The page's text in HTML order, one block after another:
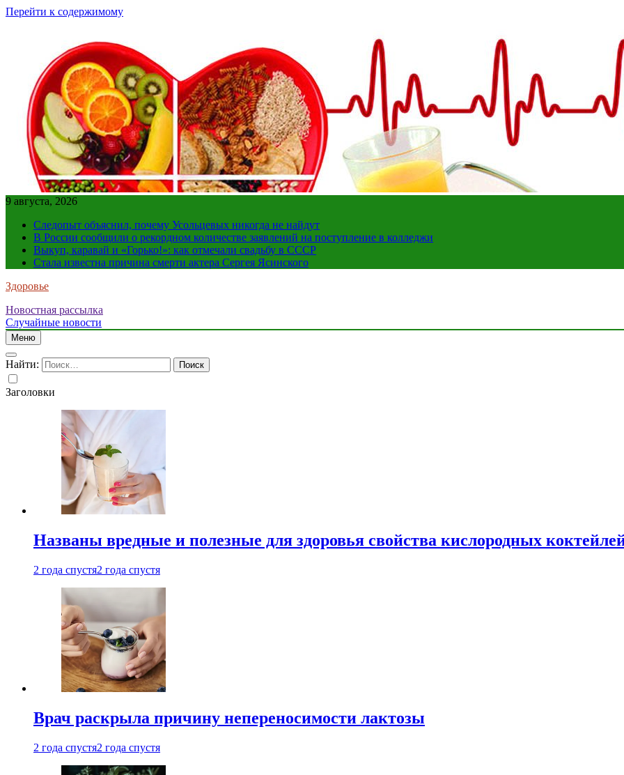
Перейти к содержимому
9 августа, 2026
Следопыт объяснил, почему Усольцевых никогда не найдут
В России сообщили о рекордном количестве заявлений на поступление в колледжи
Выкуп, каравай и «Горько!»: как отмечали свадьбу в СССР
Стала известна причина смерти актера Сергея Ясинского
Здоровье
Новостная рассылка
Случайные новости
Меню
Найти:
Заголовки
Названы вредные и полезные для здоровья свойства кислородных
2 года спустя2 года спустя
Врач раскрыла причину непереносимости лактозы
2 года спустя2 года спустя